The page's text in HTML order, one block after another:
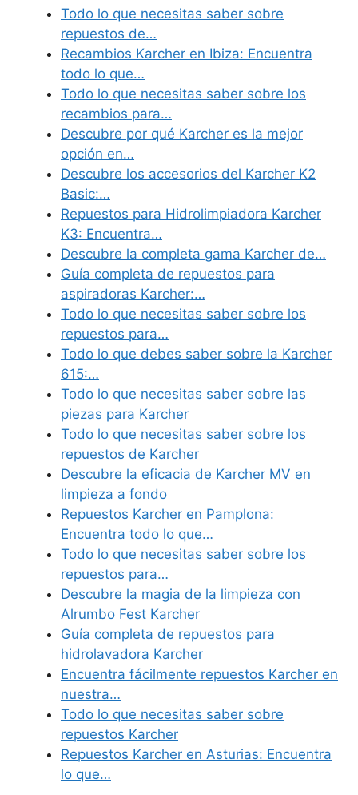
Todo lo que necesitas saber sobre
repuestos de…
Recambios Karcher en Ibiza: Encuentra
todo lo que…
Todo lo que necesitas saber sobre los
recambios para…
Descubre por qué Karcher es la mejor
opción en…
Descubre los accesorios del Karcher K2
Basic:…
Repuestos para Hidrolimpiadora Karcher
K3: Encuentra…
Descubre la completa gama Karcher de…
Guía completa de repuestos para
aspiradoras Karcher:…
Todo lo que necesitas saber sobre los
repuestos para…
Todo lo que debes saber sobre la Karcher
615:…
Todo lo que necesitas saber sobre las
piezas para Karcher
Todo lo que necesitas saber sobre los
repuestos de Karcher
Descubre la eficacia de Karcher MV en
limpieza a fondo
Repuestos Karcher en Pamplona:
Encuentra todo lo que…
Todo lo que necesitas saber sobre los
repuestos para…
Descubre la magia de la limpieza con
Alrumbo Fest Karcher
Guía completa de repuestos para
hidrolavadora Karcher
Encuentra fácilmente repuestos Karcher en
nuestra…
Todo lo que necesitas saber sobre
repuestos Karcher
Repuestos Karcher en Asturias: Encuentra
lo que…